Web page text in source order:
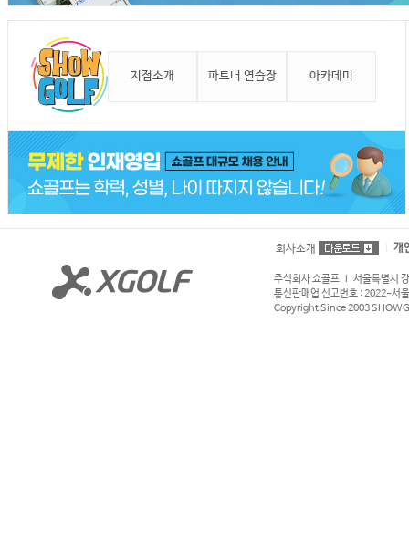
지점소개 파트너 연습장 아카데미
회사소개 개
주식회사 쇼골프 l 서울특별시
통신판매업 신고번호 : 2022-
Copyright Since 2003